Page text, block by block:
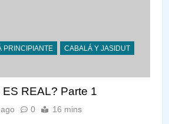
PRINCIPIANTE
CABALÁ Y JASIDUT
REAL? Parte 1
0 16 mins